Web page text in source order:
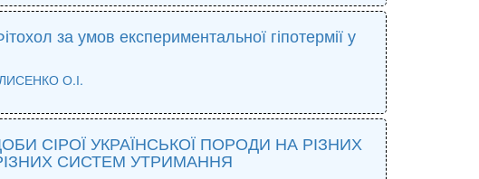
за умов експериментальної гіпотермії у
О.І.
СІРОЇ УКРАЇНСЬКОЇ ПОРОДИ НА РІЗНИХ
СИСТЕМ УТРИМАННЯ